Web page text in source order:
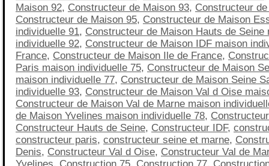
Maison 92, Constructeur de Maison 93, Constructeur
Constructeur de Maison 95, Constructeur de Maison
individuelle 91, Constructeur de Maison Hauts de Seine
individuelle 92, Constructeur de Maison IDF maison
France, Constructeur de Maison Ile de France,
Paris maison individuelle 75, Constructeur de Maison
maison individuelle 77, Constructeur de Maison Seine
individuelle 93, Constructeur de Maison Val d Oise
Constructeur de Maison Val de Marne maison
de Maison Yvelines maison individuelle 78,
Constructeur Hauts de Seine, Constructeur IDF,
constructeur paris, constructeur seine et marne,
Denis, Constructeur Val d Oise, Constructeur Val de
Yvelines, Construction 75, Construction 77,